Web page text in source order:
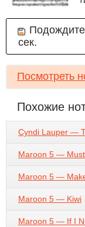
сек.
Посмотреть
Похожие
Cyndi Lauper —
Maroon 5 —
Maroon 5 —
Maroon 5 — Kiwi
Maroon 5 — If I